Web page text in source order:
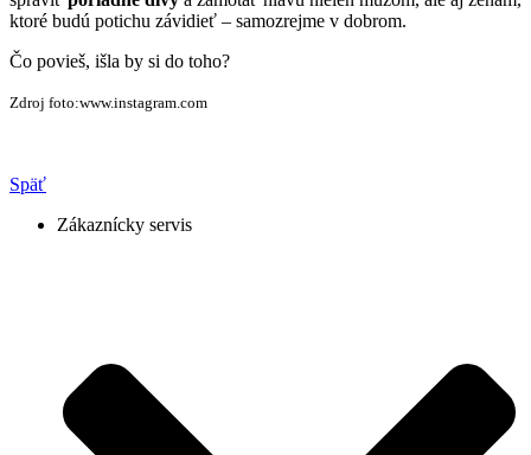
ktoré budú potichu závidieť – samozrejme v dobrom.
Čo povieš, išla by si do toho?
Zdroj foto:www.instagram.com
Späť
Zákaznícky servis